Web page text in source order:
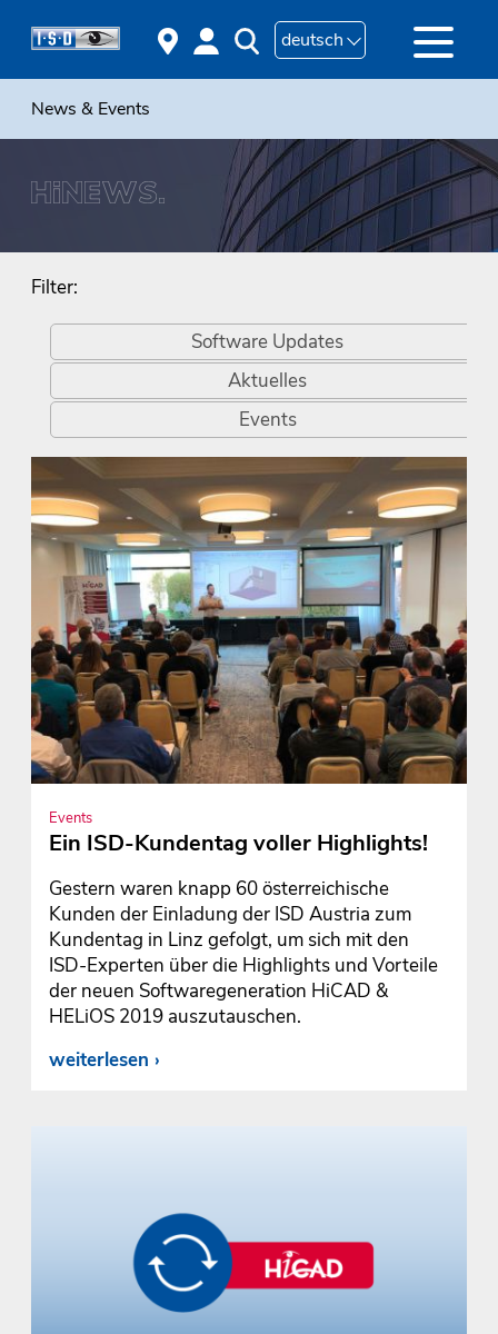
deutsch
News & Events
Filter:
Software Updates
Aktuelles
Events
Events
Ein ISD-Kundentag voller Highlights!
Gestern waren knapp 60 österreichische
Kunden der Einladung der ISD Austria zum
Kundentag in Linz gefolgt, um sich mit den
ISD-Experten über die Highlights und Vorteile
der neuen Softwaregeneration HiCAD &
HELiOS 2019 auszutauschen.
weiterlesen